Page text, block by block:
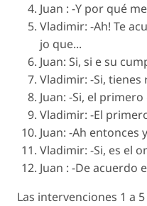
Juan : -Y por qué
Vladimir: -Ah! Te
jo que...
Juan: Si, si e su
Vladimir: -Si, tienes
Juan: -Si, el
Vladimir: -El
Juan: -Ah entonces
Vladimir: -Si, es el
Juan : -De acuerdo
Las intervenciones 1 a